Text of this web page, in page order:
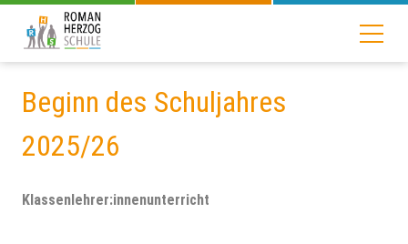
Beginn des Schuljahres
2025/26
Klassenlehrer:innenunterricht